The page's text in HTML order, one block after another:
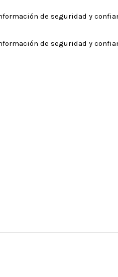
de seguridad y
de seguridad y